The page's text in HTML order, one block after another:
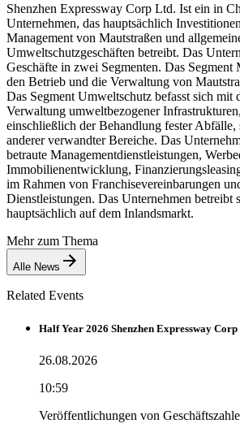
Shenzhen Expressway Corp Ltd. Ist ein in
Unternehmen, das hauptsächlich
Management von Mautstraßen und
Umweltschutzgeschäften betreibt. Das
Geschäfte in zwei Segmenten. Das Segment
den Betrieb und die Verwaltung von
Das Segment Umweltschutz befasst sich mit
Verwaltung umweltbezogener
einschließlich der Behandlung fester Abfälle,
anderer verwandter Bereiche. Das
betraute Managementdienstleistungen,
Immobilienentwicklung,
im Rahmen von Franchisevereinbarungen
Dienstleistungen. Das Unternehmen betreibt
hauptsächlich auf dem Inlandsmarkt.
Mehr zum Thema
Alle News
Related Events
Half Year 2026 Shenzhen Expressway
26.08.2026
10:59
Veröffentlichungen von